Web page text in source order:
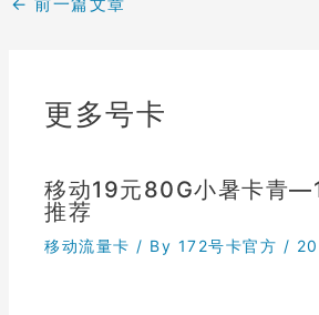
更多号卡
移动19元80G小暑卡青
推荐
移动流量卡 / By 172号卡官方 /